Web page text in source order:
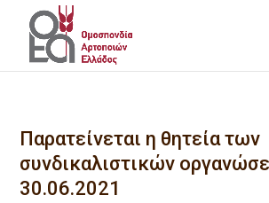
Παρατείνεται η θητεία των
συνδικαλιστικών
30.06.2021